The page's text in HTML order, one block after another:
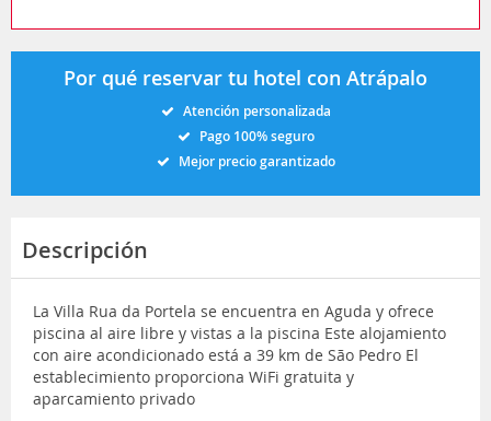
Por qué reservar tu hotel con Atrápalo
Atención personalizada
Pago 100% seguro
Mejor precio garantizado
Descripción
La Villa Rua da Portela se encuentra en Aguda y ofrece
piscina al aire libre y vistas a la piscina Este alojamiento
con aire acondicionado está a 39 km de São Pedro El
establecimiento proporciona WiFi gratuita y
aparcamiento privado